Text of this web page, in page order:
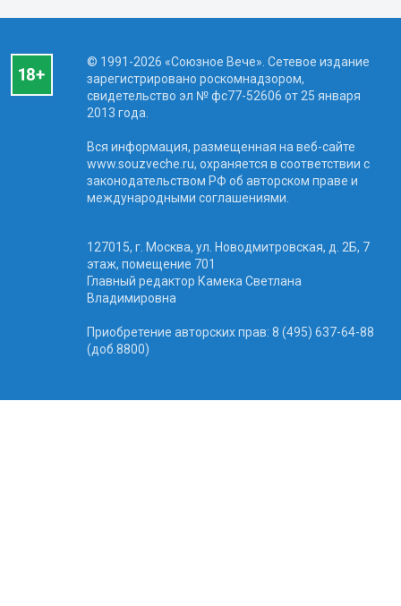
© 1991-2026 «Союзное Вече». Сетевое издание
зарегистрировано роскомнадзором,
свидетельство эл № фc77-52606 от 25 января
2013 года.
Вся информация, размещенная на веб-сайте
www.souzveche.ru, охраняется в соответствии с
законодательством РФ об авторском праве и
международными соглашениями.
127015, г. Москва, ул. Новодмитровская, д. 2Б, 7
этаж, помещение 701
Главный редактор Камека Светлана
Владимировна
Приобретение авторских прав: 8 (495) 637-64-88
(доб.8800)